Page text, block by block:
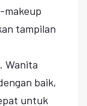
makeup
tampilan
Wanita
baik,
untuk